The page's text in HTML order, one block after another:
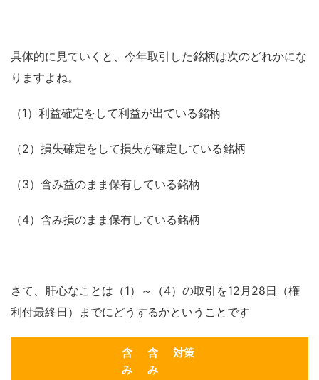
具体的に見ていくと、今年取引した銘柄は次のどれかにな
りますよね。
（1）利益確定をして利益が出ている銘柄
（2）損失確定をして損失が確定している銘柄
（3）含み益のまま保有している銘柄
（4）含み損のまま保有している銘柄
さて、肝心なことは（1）～（4）の取引を12月28日（権
利付最終日）までにどうするかということです
含
み
含
み
対策